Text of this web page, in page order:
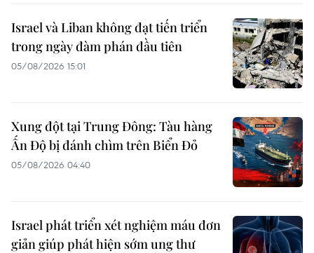
Israel và Liban không đạt tiến triển
trong ngày đàm phán đầu tiên
05/08/2026 15:01
Xung đột tại Trung Đông: Tàu hàng
Ấn Độ bị đánh chìm trên Biển Đỏ
05/08/2026 04:40
Israel phát triển xét nghiệm máu đơn
giản giúp phát hiện sớm ung thư